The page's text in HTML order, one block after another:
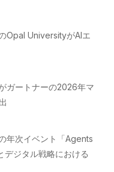
Opal UniversityがAIエ
ガートナーの2026年マ
年次イベント「Agents
ジタル戦略における